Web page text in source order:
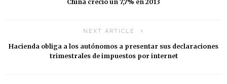
China creció un 7,7% en 2013
NEXT ARTICLE
Hacienda obliga a los autónomos a presentar sus declaraciones
trimestrales de impuestos por internet